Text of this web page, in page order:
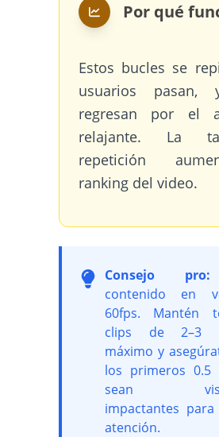
Por qué
Estos bucles se
usuarios pasan,
regresan por el
relajante. La
repetición
ranking del video.
Consejo pro:
contenido en
60fps. Mantén
clips de 2–3
máximo y
los primeros 0.5
sean
impactantes
atención.